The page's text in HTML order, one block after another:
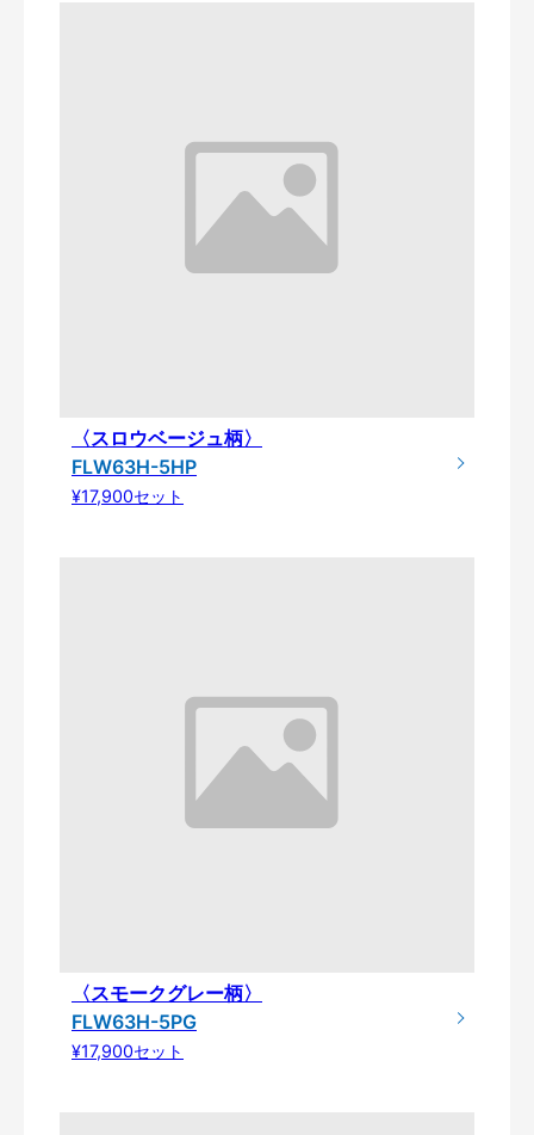
〈スロウベージュ柄〉
FLW63H-5HP
¥17,900セット
〈スモークグレー柄〉
FLW63H-5PG
¥17,900セット